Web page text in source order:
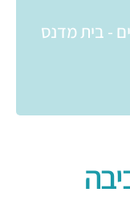
- בית מדנס